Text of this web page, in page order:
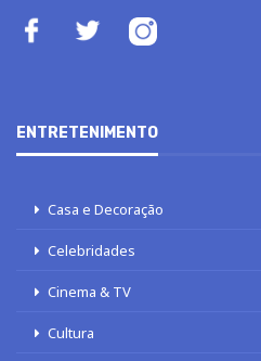
ENTRETENIMENTO
Casa e Decoração
Celebridades
Cinema & TV
Cultura